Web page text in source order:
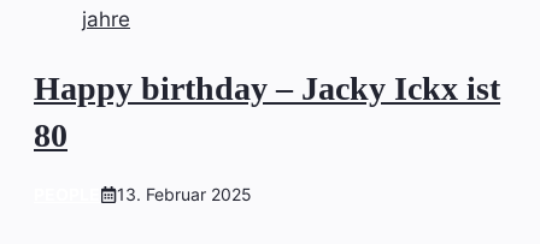
Happy birthday – Jacky Ickx ist
80
13. Februar 2025